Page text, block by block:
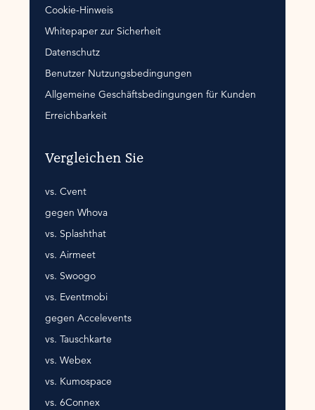
Cookie-Hinweis
Whitepaper zur Sicherheit
Datenschutz
Benutzer Nutzungsbedingungen
Allgemeine Geschäftsbedingungen für Kunden
Erreichbarkeit
Vergleichen Sie
vs. Cvent
gegen Whova
vs. Splashthat
vs. Airmeet
vs. Swoogo
vs. Eventmobi
gegen Accelevents
vs. Tauschkarte
vs. Webex
vs. Kumospace
vs. 6Connex